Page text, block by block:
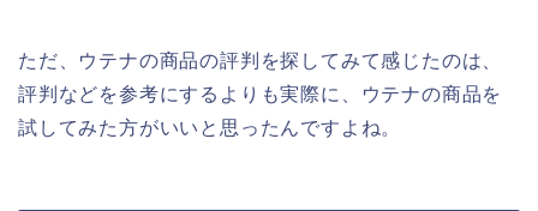
ただ、ウテナの商品の評判を探してみて感じたのは、
評判などを参考にするよりも実際に、ウテナの商品を
試してみた方がいいと思ったんですよね。